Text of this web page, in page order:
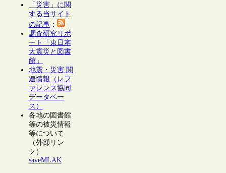
「災害」に関
する当サイト
の記事：
調査研究リポ
ート「東日本
大震災と図書
館」
地震・災害 関
連情報（レフ
ァレンス協同
データベー
ス）
各地の図書館
等の被災情報
等について
（外部リン
ク）
saveMLAK